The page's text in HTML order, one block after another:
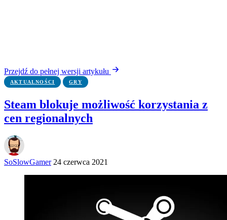
Przejdź do pełnej wersji artykułu
AKTUALNOŚCI GRY
Steam blokuje możliwość korzystania z
cen regionalnych
SoSlowGamer 24 czerwca 2021